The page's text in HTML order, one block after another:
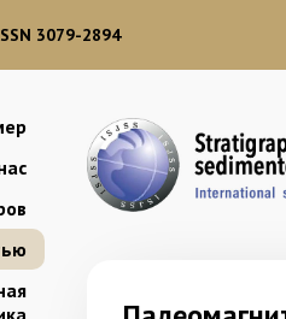
3079-2894